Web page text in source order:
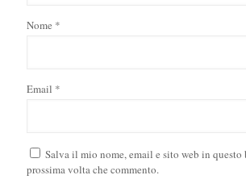
Nome *
Email *
Salva il mio nome, email e sito web in questo
prossima volta che commento.